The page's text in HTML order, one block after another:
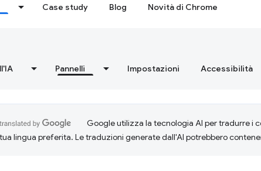
Case study Blog Novità di Chrome
Pannelli Impostazioni Accessibilità
Google utilizza la tecnologia AI per tradurre i
tua lingua preferita. Le traduzioni generate dall'AI potrebbero